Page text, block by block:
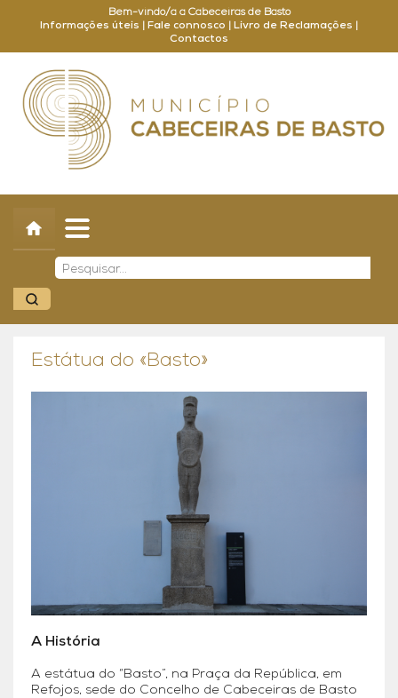
Bem-vindo/a a Cabeceiras de Basto
Informações úteis
Fale connosco Livro de Reclamações
Contactos
Concelho
Município
Turismo
Cultura
Outros
Balcão Online
Estátua do «Basto»
A História
A estátua do “Basto”, na Praça da República, em
Refojos, sede do Concelho de Cabeceiras de Basto